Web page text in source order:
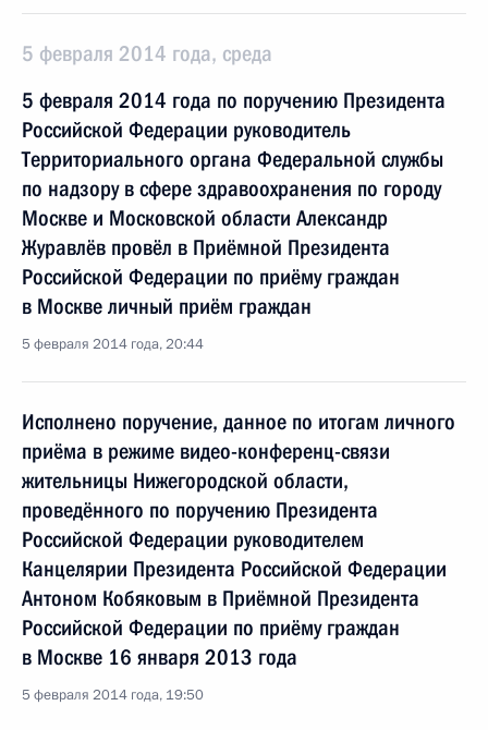
5 февраля 2014 года, среда
5 февраля 2014 года по поручению Президента
Российской Федерации руководитель
Территориального органа Федеральной службы
по надзору в сфере здравоохранения по городу
Москве и Московской области Александр
Журавлёв провёл в Приёмной Президента
Российской Федерации по приёму граждан
в Москве личный приём граждан
5 февраля 2014 года, 20:44
Исполнено поручение, данное по итогам личного
приёма в режиме видео-конференц-связи
жительницы Нижегородской области,
проведённого по поручению Президента
Российской Федерации руководителем
Канцелярии Президента Российской Федерации
Антоном Кобяковым в Приёмной Президента
Российской Федерации по приёму граждан
в Москве 16 января 2013 года
5 февраля 2014 года, 19:50